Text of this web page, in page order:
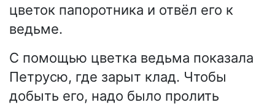
цветок папоротника и отвёл его к
ведьме.
С помощью цветка ведьма показала
Петрусю, где зарыт клад. Чтобы
добыть его, надо было пролить